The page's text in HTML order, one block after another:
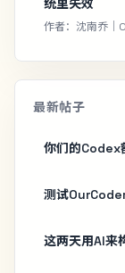
作者：沈南乔｜
最新帖子
你们的Codex
测试
这两天用AI来